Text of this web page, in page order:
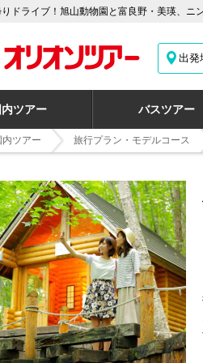
ドライブ！旭山動物園と富良野・美瑛、
出発
内ツアー バスツアー
内ツアー 旅行プラン・モデルコース